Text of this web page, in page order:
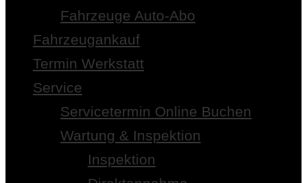
Fahrzeuge Auto-Abo
Fahrzeugankauf
Termin Werkstatt
Service
Servicetermin Online Buchen
Wartung & Inspektion
Inspektion